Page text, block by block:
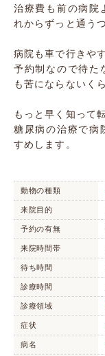
治療費も前の病院
れからずっと通う
病院も車で行きや
予約制なので待た
も苦にならないく
もっと早く知って
糖尿病の治療で病
すめします。
動物の種類
来院目的
予約の有無
来院時間帯
待ち時間
診療時間
診療領域
症状
病名